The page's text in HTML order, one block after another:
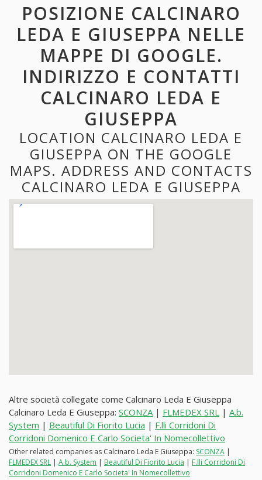
POSIZIONE CALCINARO
LEDA E GIUSEPPA NELLE
MAPPE DI GOOGLE.
INDIRIZZO E CONTATTI
CALCINARO LEDA E
GIUSEPPA
LOCATION CALCINARO LEDA E
GIUSEPPA ON THE GOOGLE
MAPS. ADDRESS AND CONTACTS
CALCINARO LEDA E GIUSEPPA
Altre società collegate come Calcinaro Leda E Giuseppa
Calcinaro Leda E Giuseppa: SCONZA| FLMEDEX SRL | A.b.
System | Beautiful Di Fiorito Lucia | F.lli Corridoni Di
Corridoni Domenico E Carlo Societa' In Nomecollettivo
Other related companies as Calcinaro Leda E Giuseppa: SCONZA |
FLMEDEX SRL | A.b. System | Beautiful Di Fiorito Lucia | F.lli Corridoni Di
Corridoni Domenico E Carlo Societa' In Nomecollettivo